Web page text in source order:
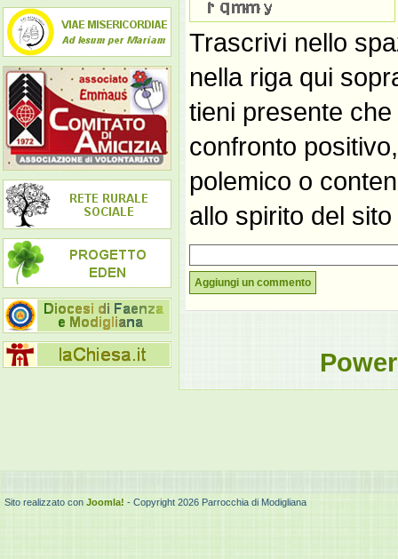
Trascrivi nello
nella riga qui
tieni presente
confronto
polemico o
allo spirito del
Aggiungi un commento
Sito realizzato con Joomla! - Copyright 2026 Parrocchia di Modigliana